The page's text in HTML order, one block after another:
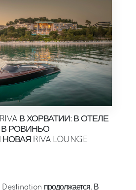
В ХОРВАТИИ: В ОТЕЛЕ
В РОВИНЬО
RIVA LOUNGE
Destination продолжается. В